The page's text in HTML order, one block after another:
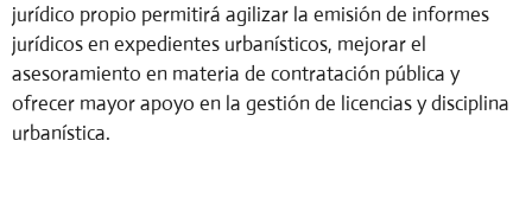
jurídico propio permitirá agilizar la emisión de informes
jurídicos en expedientes urbanísticos, mejorar el
asesoramiento en materia de contratación pública y
ofrecer mayor apoyo en la gestión de licencias y disciplina
urbanística.